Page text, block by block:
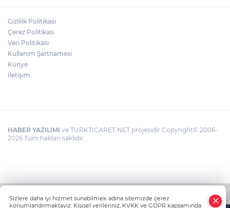
Gizlilik Politikası
Çerez Politikası
Veri Politikası
Kullanım Şartnamesi
Künye
İletişim
HABER YAZILIMI ve TURKTICARET.NET projesidir Copyright© 2006-
2026 Tüm hakları saklıdır.
Sizlere daha iyi hizmet sunabilmek adına sitemizde çerez
konumlandırmaktayız. Kişisel verileriniz, KVKK ve GDPR kapsamında